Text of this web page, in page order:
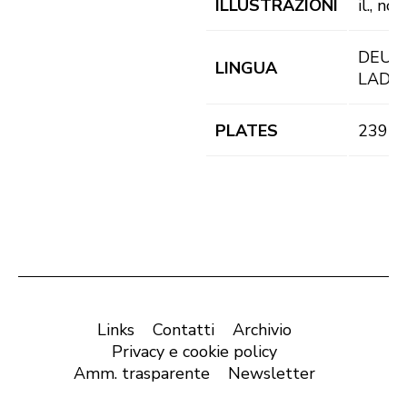
ILLUSTRAZIONI il.,
LINGUA
DEU,
LAD
PLATES 239
Links Contatti
Archivio
Privacy e cookie policy
Amm. trasparente
Newsletter